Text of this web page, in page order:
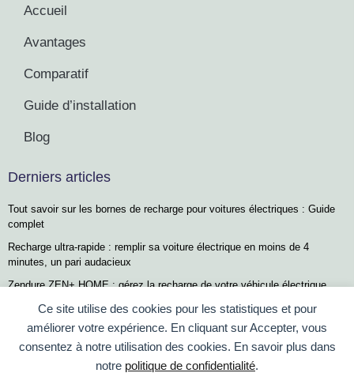
Ce site utilise des cookies pour les statistiques et pour
améliorer votre expérience. En cliquant sur Accepter, vous
consentez à notre utilisation des cookies. En savoir plus dans
notre politique de confidentialité.
Accueil
Avantages
Comparatif
Guide d’installation
Blog
Derniers articles
Tout savoir sur les bornes de recharge pour voitures électriques : Guide
complet
Recharge ultra-rapide : remplir sa voiture électrique en moins de 4
minutes, un pari audacieux
Zendure ZEN+ HOME : gérez la recharge de votre véhicule électrique
Renault 5, Scénic et Twingo E-Tech : les stars incontestées des ventes
de voitures électriques en France, mais un défi subsiste…
Le guide essentiel pour organiser efficacement votre voyage en voiture